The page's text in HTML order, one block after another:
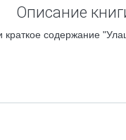
Описание
содержание